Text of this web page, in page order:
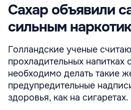
Сахар объявили
сильным
Голландские ученые
прохладительных напитках
необходимо делать такие
предупредительные
здоровья, как на сигаретах.